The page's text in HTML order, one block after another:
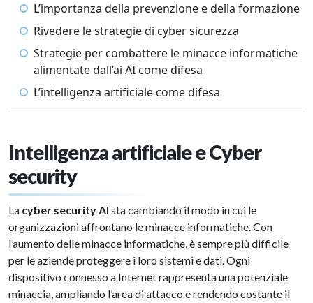
L’importanza della prevenzione e della formazione
Rivedere le strategie di cyber sicurezza
Strategie per combattere le minacce informatiche
alimentate dall’ai AI come difesa
L’intelligenza artificiale come difesa
Intelligenza artificiale e Cyber
security
La cyber security AI sta cambiando il modo in cui le
organizzazioni affrontano le minacce informatiche. Con
l’aumento delle minacce informatiche, è sempre più difficile
per le aziende proteggere i loro sistemi e dati. Ogni
dispositivo connesso a Internet rappresenta una potenziale
minaccia, ampliando l’area di attacco e rendendo costante il